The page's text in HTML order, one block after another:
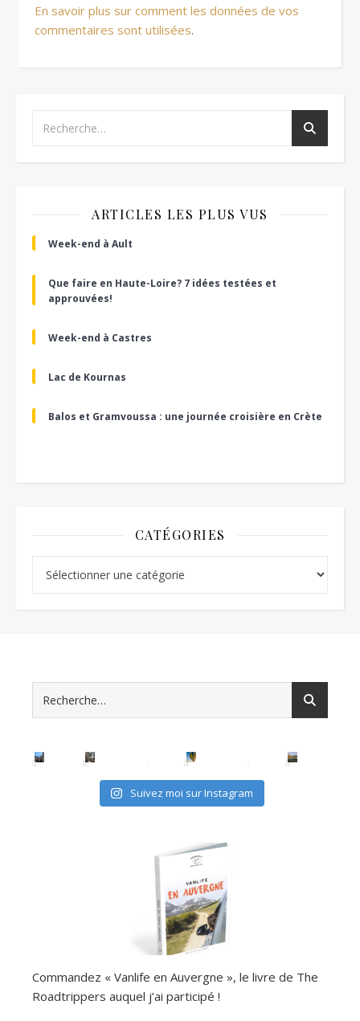
En savoir plus sur comment les données de vos
commentaires sont utilisées.
ARTICLES LES PLUS VUS
Week-end à Ault
Que faire en Haute-Loire? 7 idées testées et
approuvées!
Week-end à Castres
Lac de Kournas
Balos et Gramvoussa : une journée croisière en Crète
CATÉGORIES
Suivez moi sur Instagram
Commandez « Vanlife en Auvergne », le livre de The
Roadtrippers auquel j’ai participé !